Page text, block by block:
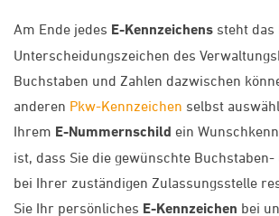
Am Ende jedes E-Kennzeichens steht das
Unterscheidungszeichen des
Buchstaben und Zahlen dazwischen
anderen Pkw-Kennzeichen selbst
Ihrem E-Nummernschild ein
ist, dass Sie die gewünschte Buchstaben-
bei Ihrer zuständigen Zulassungsstelle
Sie Ihr persönliches E-Kennzeichen bei